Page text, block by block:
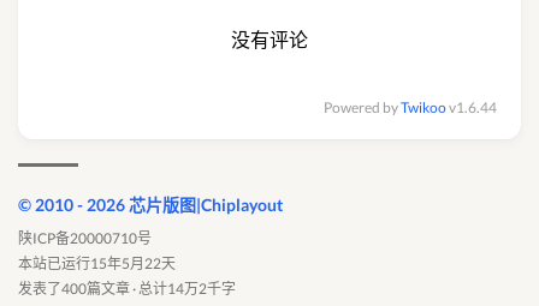
没有评论
Powered byTwikoov1.6.44
© 2010 - 2026 芯片版图|Chiplayout
陕ICP备20000710号
本站已运行15年5月22天
发表了400篇文章 · 总计14万2千字